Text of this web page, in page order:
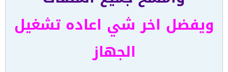
ويفضل اخر شي اعاده تشغيل
الجهاز